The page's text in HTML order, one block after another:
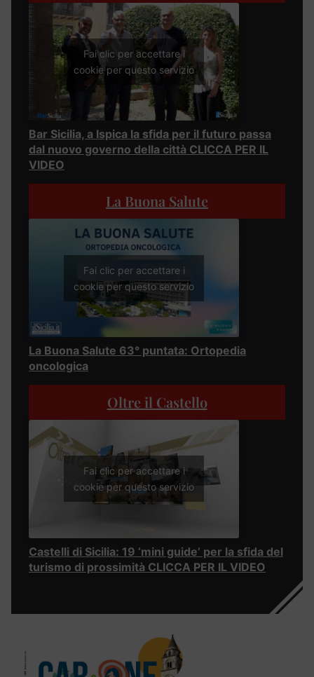
Fai clic per accettare i
cookie per questo servizio
Bar Sicilia, a Ispica la sfida per il futuro passa
dal nuovo governo della città CLICCA PER IL
VIDEO
La Buona Salute
Fai clic per accettare i
cookie per questo servizio
La Buona Salute 63° puntata: Ortopedia
oncologica
Oltre il Castello
Fai clic per accettare i
cookie per questo servizio
Castelli di Sicilia: 19 ‘mini guide’ per la sfida del
turismo di prossimità CLICCA PER IL VIDEO